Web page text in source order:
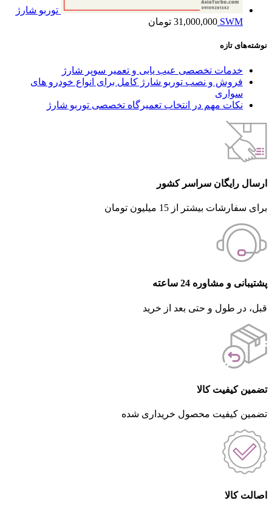
توربو شارژ
SWM
31,000,000 تومان
نوشته‌های تازه
خدمات تخصصی عیب یابی و تعمیر سوپر شارژ
فروش و نصب توربو شارژ کامل برای انواع خودرو های
سواری
نکات مهم در انتخاب تعمیرگاه تخصصی توربو شارژ
ارسال رایگان سراسر کشور
برای سفارشات بیشتر از 15 میلیون تومان
پشتیبانی و مشاوره 24 ساعته
قبل، در طول و حتی بعد از خرید
تضمین کیفیت کالا
تضمین کیفیت محصول خریداری شده
اصالت کالا